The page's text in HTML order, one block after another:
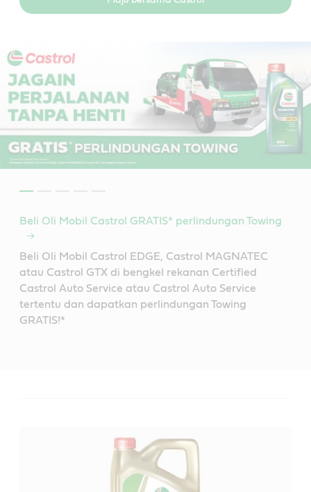
Beli Oli Mobil Castrol GRATIS* perlindungan Towing
Beli Oli Mobil Castrol EDGE, Castrol MAGNATEC
atau Castrol GTX di bengkel rekanan Certified
Castrol Auto Service atau Castrol Auto Service
tertentu dan dapatkan perlindungan Towing
GRATIS!*